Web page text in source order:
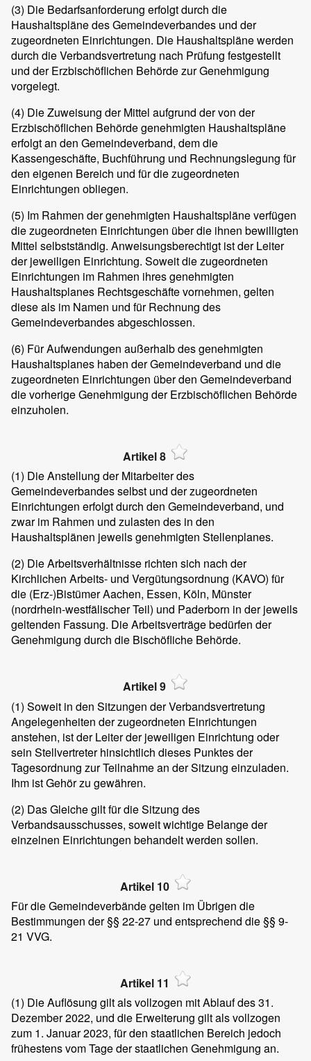
(3) Die Bedarfsanforderung erfolgt durch die
Haushaltspläne des Gemeindeverbandes und der
zugeordneten Einrichtungen. Die Haushaltspläne werden
durch die Verbandsvertretung nach Prüfung festgestellt
und der Erzbischöflichen Behörde zur Genehmigung
vorgelegt.
(4) Die Zuweisung der Mittel aufgrund der von der
Erzbischöflichen Behörde genehmigten Haushaltspläne
erfolgt an den Gemeindeverband, dem die
Kassengeschäfte, Buchführung und Rechnungslegung für
den eigenen Bereich und für die zugeordneten
Einrichtungen obliegen.
(5) Im Rahmen der genehmigten Haushaltspläne verfügen
die zugeordneten Einrichtungen über die ihnen bewilligten
Mittel selbstständig. Anweisungsberechtigt ist der Leiter
der jeweiligen Einrichtung. Soweit die zugeordneten
Einrichtungen im Rahmen ihres genehmigten
Haushaltsplanes Rechtsgeschäfte vornehmen, gelten
diese als im Namen und für Rechnung des
Gemeindeverbandes abgeschlossen.
(6) Für Aufwendungen außerhalb des genehmigten
Haushaltsplanes haben der Gemeindeverband und die
zugeordneten Einrichtungen über den Gemeindeverband
die vorherige Genehmigung der Erzbischöflichen Behörde
einzuholen.
Artikel 8
(1) Die Anstellung der Mitarbeiter des
Gemeindeverbandes selbst und der zugeordneten
Einrichtungen erfolgt durch den Gemeindeverband, und
zwar im Rahmen und zulasten des in den
Haushaltsplänen jeweils genehmigten Stellenplanes.
(2) Die Arbeitsverhältnisse richten sich nach der
Kirchlichen Arbeits- und Vergütungsordnung (KAVO) für
die (Erz-)Bistümer Aachen, Essen, Köln, Münster
(nordrhein-westfälischer Teil) und Paderborn in der jeweils
geltenden Fassung. Die Arbeitsverträge bedürfen der
Genehmigung durch die Bischöfliche Behörde.
Artikel 9
(1) Soweit in den Sitzungen der Verbandsvertretung
Angelegenheiten der zugeordneten Einrichtungen
anstehen, ist der Leiter der jeweiligen Einrichtung oder
sein Stellvertreter hinsichtlich dieses Punktes der
Tagesordnung zur Teilnahme an der Sitzung einzuladen.
Ihm ist Gehör zu gewähren.
(2) Das Gleiche gilt für die Sitzung des
Verbandsausschusses, soweit wichtige Belange der
einzelnen Einrichtungen behandelt werden sollen.
Artikel 10
Für die Gemeindeverbände gelten im Übrigen die
Bestimmungen der §§ 22-27 und entsprechend die §§ 9-
21 VVG.
Artikel 11
(1) Die Auflösung gilt als vollzogen mit Ablauf des 31.
Dezember 2022, und die Erweiterung gilt als vollzogen
zum 1. Januar 2023, für den staatlichen Bereich jedoch
frühestens vom Tage der staatlichen Genehmigung an.